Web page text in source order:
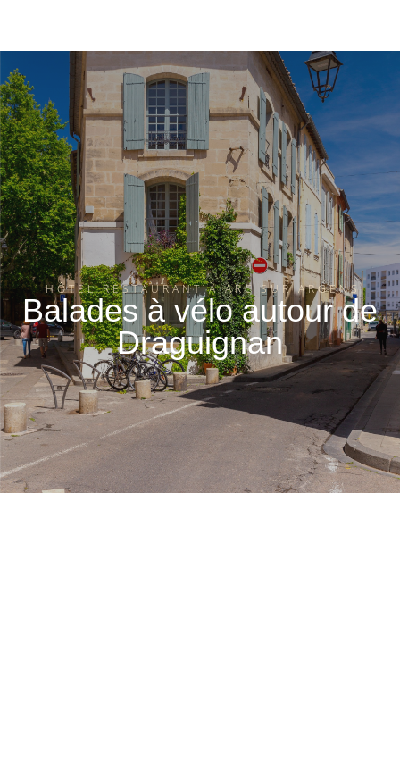
HÔTEL RESTAURANT À ARC SUR ARGENS
Balades à vélo autour de
Draguignan